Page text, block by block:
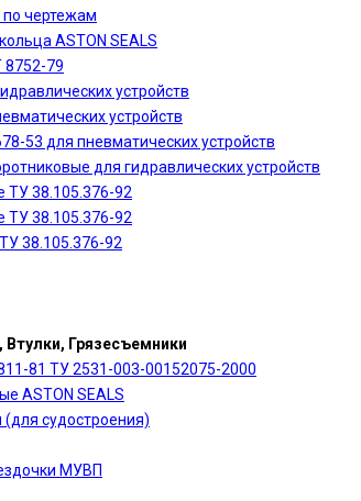
по чертежам
ASTON SEALS
79
устройств
устройств
53 для пневматических устройств
для гидравлических устройств
ТУ 38.105.376-92
ТУ 38.105.376-92
38.105.376-92
Грязесъемники
81 ТУ 2531-003-00152075-2000
ASTON SEALS
судостроения)
МУВП